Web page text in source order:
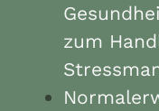
zum